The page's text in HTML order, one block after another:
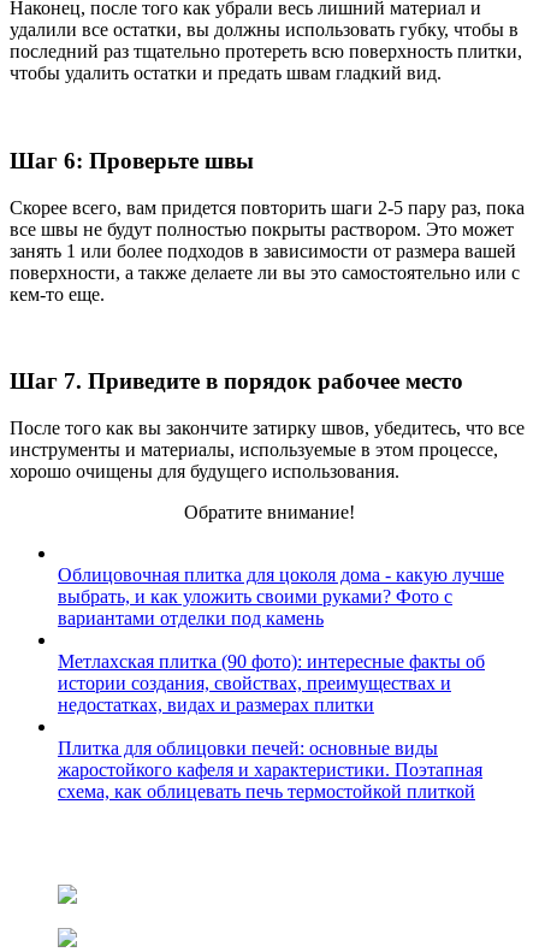
Наконец, после того как убрали весь лишний материал и
удалили все остатки, вы должны использовать губку, чтобы в
последний раз тщательно протереть всю поверхность плитки,
чтобы удалить остатки и предать швам гладкий вид.
Шаг 6: Проверьте швы
Скорее всего, вам придется повторить шаги 2-5 пару раз, пока
все швы не будут полностью покрыты раствором. Это может
занять 1 или более подходов в зависимости от размера вашей
поверхности, а также делаете ли вы это самостоятельно или с
кем-то еще.
Шаг 7. Приведите в порядок рабочее место
После того как вы закончите затирку швов, убедитесь, что все
инструменты и материалы, используемые в этом процессе,
хорошо очищены для будущего использования.
Обратите внимание!
Облицовочная плитка для цоколя дома - какую лучше
выбрать, и как уложить своими руками? Фото с
вариантами отделки под камень
Метлахская плитка (90 фото): интересные факты об
истории создания, свойствах, преимуществах и
недостатках, видах и размерах плитки
Плитка для облицовки печей: основные виды
жаростойкого кафеля и характеристики. Поэтапная
схема, как облицевать печь термостойкой плиткой